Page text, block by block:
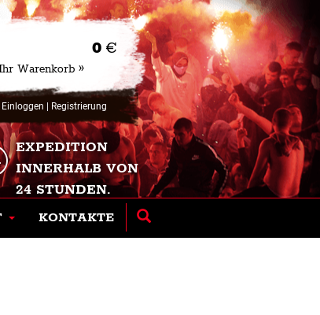
0 €
Warenkorb »
Einloggen Registrierung
EXPEDITION
INNERHALB VON
24 STUNDEN.
KONTAKTE